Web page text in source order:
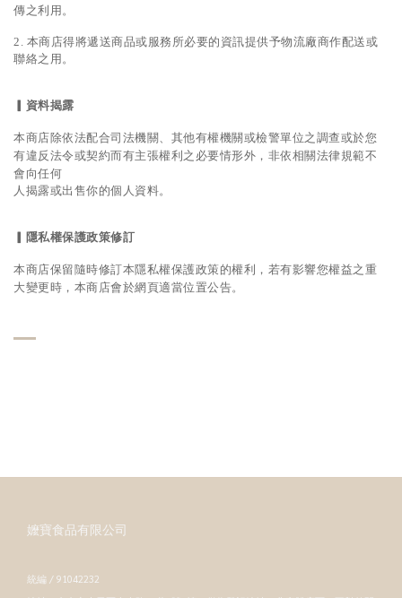
傳之利用 。
2. 本商店得將遞送商品或服務所必要的資訊提供予物流廠商作配送或
聯絡之用 。
資料揭露
本商店除依法配合司法機關、其他有權機關或檢警單位之調查或於您
有違反法令或契約而有主張權利之必要情形外，非依相關法律規範不
會向任何
人揭露或出售你的個人資料。
隱私權保護政策修訂
本商店保留隨時修訂本隱私權保護政策的權利，若有影響您權益之重
大變更時，本商店會於網頁適當位置公告。
嬤寶食品有限公司
統編 / 91042232